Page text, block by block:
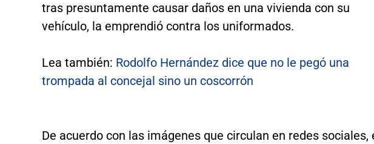
tras presuntamente causar daños en una vivienda con su
vehículo, la emprendió contra los uniformados.
Lea también: Rodolfo Hernández dice que no le pegó una
trompada al concejal sino un coscorrón
De acuerdo con las imágenes que circulan en redes sociales,